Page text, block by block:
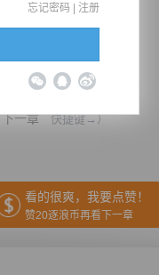
下一章 快捷键→）
看的很爽，我要点赞！
赞20逐浪币再看下一章
忘记密码 | 注册